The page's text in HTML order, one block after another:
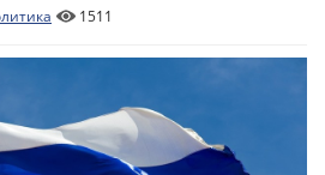
1511